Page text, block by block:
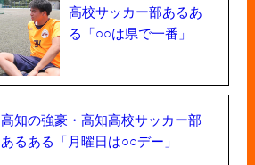
高校サッカー部あるあ
る「○○は県で一番」
高知の強豪・高知高校サッカー部
あるある「月曜日は○○デー」